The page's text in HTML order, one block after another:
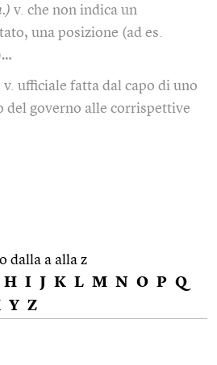
v. che non indica un
una posizione (ad es.
v. ufficiale fatta dal capo di uno
del governo alle corrispettive
dalla a alla z
H I J K L M N O P Q
Y Z